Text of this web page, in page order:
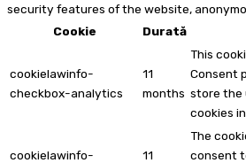
security features of the website,
Cookie
Durată
cookielawinfo-
checkbox-analytics
11
months
This
Consent
store the
cookies
cookielawinfo-
11
The
consent